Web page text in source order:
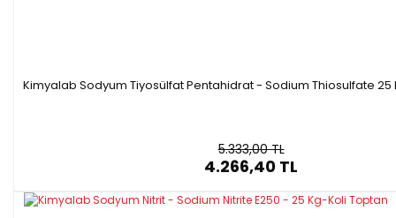
Kimyalab Sodyum Tiyosülfat Pentahidrat - Sodium Thiosulfate 25
5.333,00 TL
4.266,40 TL